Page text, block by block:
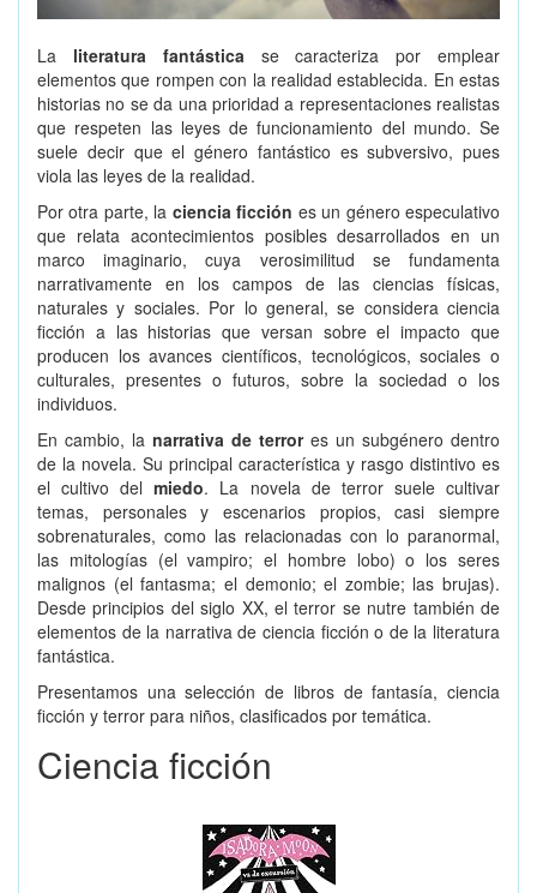
La literatura fantásticase caracteriza por emplear
elementos que rompen con la realidad establecida. En estas
historias no se da una prioridad a representaciones realistas
que respeten las leyes de funcionamiento del mundo. Se
suele decir que el género fantástico es subversivo, pues
viola las leyes de la realidad.
Por otra parte, la ciencia ficción es un género especulativo
que relata acontecimientos posibles desarrollados en un
marco imaginario, cuya verosimilitud se fundamenta
narrativamente en los campos de las ciencias físicas,
naturales y sociales. Por lo general, se considera ciencia
ficción a las historias que versan sobre el impacto que
producen los avances científicos, tecnológicos, sociales o
culturales, presentes o futuros, sobre la sociedad o los
individuos.
En cambio, la narrativa de terrores un subgénero dentro
de la novela. Su principal característica y rasgo distintivo es
el cultivo delmiedo. La novela de terror suele cultivar
temas, personales y escenarios propios, casi siempre
sobrenaturales, como las relacionadas con lo paranormal,
las mitologías (el vampiro; el hombre lobo) o los seres
malignos (el fantasma; el demonio; el zombie; las brujas).
Desde principios del siglo XX, el terror se nutre también de
elementos de la narrativa de ciencia ficción o de la literatura
fantástica.
Presentamos una selección de libros de fantasía, ciencia
ficción y terror para niños, clasificados por temática.
Ciencia ficción